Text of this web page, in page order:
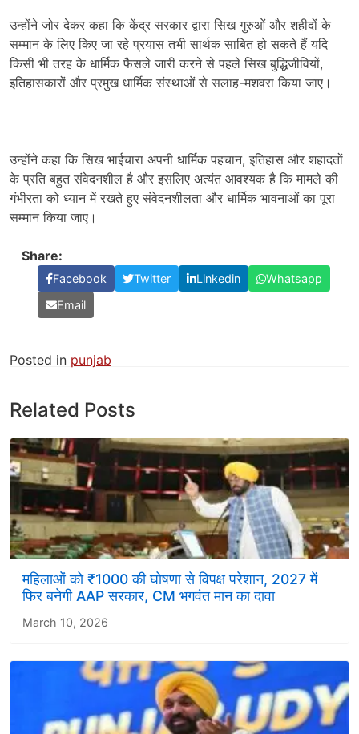
उन्होंने जोर देकर कहा कि केंद्र सरकार द्वारा सिख गुरुओं और शहीदों के
सम्मान के लिए किए जा रहे प्रयास तभी सार्थक साबित हो सकते हैं यदि
किसी भी तरह के धार्मिक फैसले जारी करने से पहले सिख बुद्धिजीवियों,
इतिहासकारों और प्रमुख धार्मिक संस्थाओं से सलाह-मशवरा किया जाए।
उन्होंने कहा कि सिख भाईचारा अपनी धार्मिक पहचान, इतिहास और शहादतों
के प्रति बहुत संवेदनशील है और इसलिए अत्यंत आवश्यक है कि मामले की
गंभीरता को ध्यान में रखते हुए संवेदनशीलता और धार्मिक भावनाओं का पूरा
सम्मान किया जाए।
Share:
Facebook Twitter Linkedin
Whatsapp
Email
Posted in punjab
Related Posts
महिलाओं को ₹1000 की घोषणा से विपक्ष परेशान, 2027 में
फिर बनेगी AAP सरकार, CM भगवंत मान का दावा
March 10, 2026